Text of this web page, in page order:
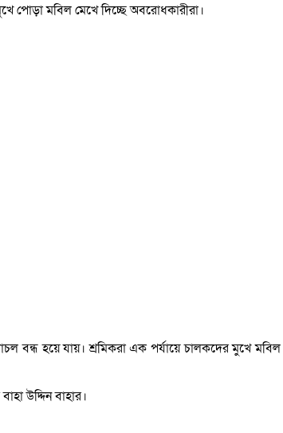
পোড়া মবিল মেখে দিচ্ছে অবরোধকারীরা।
হয়ে যায়। শ্রমিকরা এক পর্যায়ে চালকদের মুখে মবিল
উদ্দিন বাহার।